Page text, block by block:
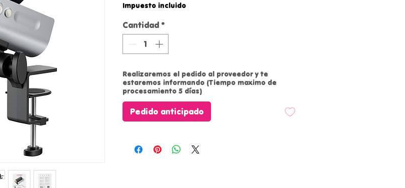
Impuesto incluido
Cantidad *
Realizaremos el pedido al proveedor y te
estaremos informando (Tiempo maximo de
procesamiento 5 días)
Pedido anticipado